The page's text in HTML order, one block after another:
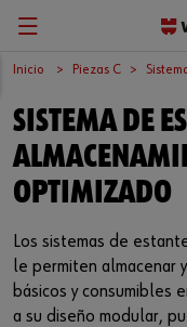
Zurück
Número de cliente
Contraseña
Zurück
Gestión de piezas C
Máxima seguridad
Sistema Kanban
Sistemas para los
Zurück
Seguridad laboral
Productos químicos
Productos de
Surtidos
Zurück
Calidad
Superficies
Zurück
Empresa
Centro logístico europeo
Internacional
Sostenibilidad
Zurück
El trabajo perfecto
Oportunidades
Zurück
Español
English
Inicio Piezas C
SISTEMA DE
OPTIMIZADO
Los sistemas de
le permiten almacenar
básicos y consumibles
a su diseño modular,